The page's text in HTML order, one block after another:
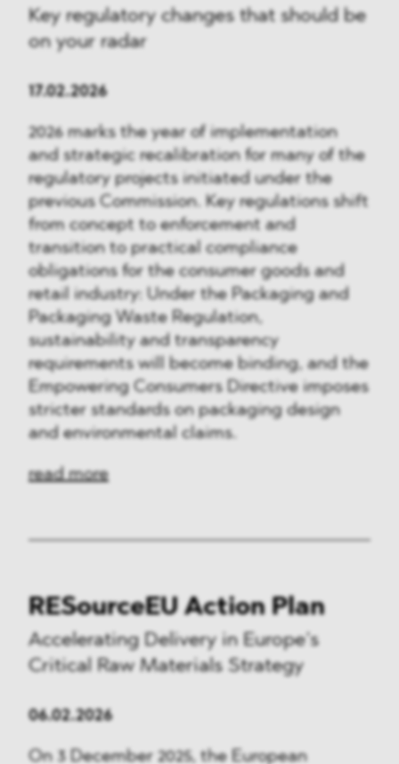
Key regulatory changes that should be
on your radar
17.02.2026
2026 marks the year of implementation
and strategic recalibration for many of the
regulatory projects initiated under the
previous Commission. Key regulations shift
from concept to enforcement and
transition to practical compliance
obligations for the consumer goods and
retail industry: Under the Packaging and
Packaging Waste Regulation,
sustainability and transparency
requirements will become binding, and the
Empowering Consumers Directive imposes
stricter standards on packaging design
and environmental claims.
read more
RESourceEU Action Plan
Accelerating Delivery in Europe’s
Critical Raw Materials Strategy
06.02.2026
On 3 December 2025, the European